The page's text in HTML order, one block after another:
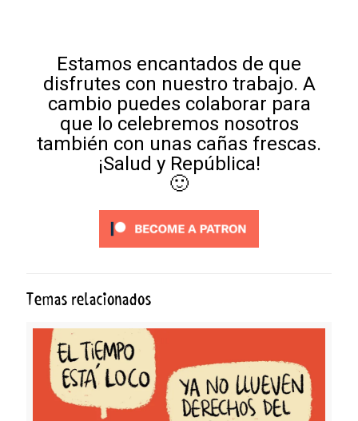
Estamos encantados de que
disfrutes con nuestro trabajo. A
cambio puedes colaborar para
que lo celebremos nosotros
también con unas cañas frescas.
¡Salud y República!
🙂
Temas relacionados